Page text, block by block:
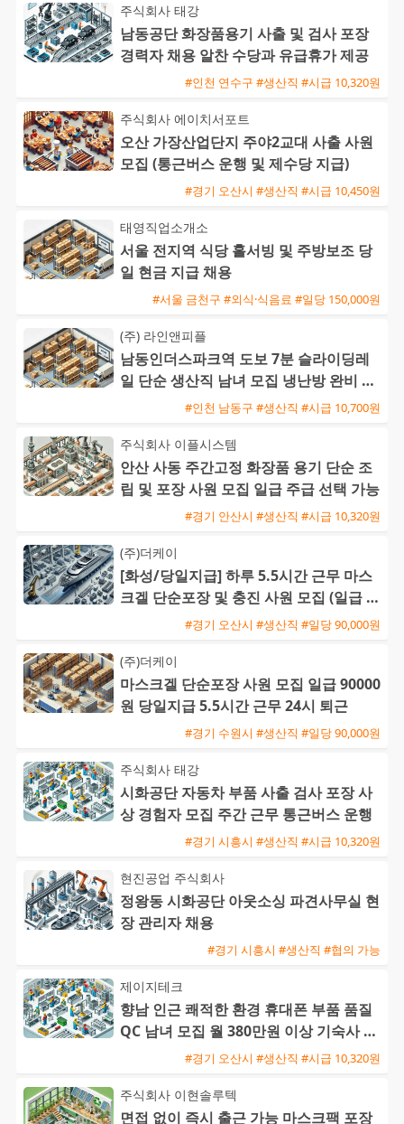
주식회사 태강
남동공단 화장품용기 사출 및 검사 포장
경력자 채용 알찬 수당과 유급휴가 제공
#인천 연수구 #생산직 #시급 10,320원
주식회사 에이치서포트
오산 가장산업단지 주야2교대 사출 사원
모집 (통근버스 운행 및 제수당 지급)
#경기 오산시 #생산직 #시급 10,450원
태영직업소개소
서울 전지역 식당 홀서빙 및 주방보조 당
일 현금 지급 채용
#서울 금천구 #외식·식음료 #일당 150,000원
(주) 라인앤피플
남동인더스파크역 도보 7분 슬라이딩레
일 단순 생산직 남녀 모집 냉난방 완비 주
급 신청 가능#인천 남동구 #생산직 #시급 10,700원
주식회사 이플시스템
안산 사동 주간고정 화장품 용기 단순 조
립 및 포장 사원 모집 일급 주급 선택 가능
#경기 안산시 #생산직 #시급 10,320원
(주)더케이
[화성/당일지급] 하루 5.5시간 근무 마스
크겔 단순포장 및 충진 사원 모집 (일급 9
#경기 오산시 #생산직 #일당 90,000원
(주)더케이
마스크겔 단순포장 사원 모집 일급 90000
원 당일지급 5.5시간 근무 24시 퇴근
#경기 수원시 #생산직 #일당 90,000원
주식회사 태강
시화공단 자동차 부품 사출 검사 포장 사
상 경험자 모집 주간 근무 통근버스 운행
#경기 시흥시 #생산직 #시급 10,320원
현진공업 주식회사
정왕동 시화공단 아웃소싱 파견사무실 현
장 관리자 채용
#경기 시흥시 #생산직 #협의 가능
제이지테크
향남 인근 쾌적한 환경 휴대폰 부품 품질
QC 남녀 모집 월 380만원 이상 기숙사 제
#경기 오산시 #생산직 #시급 10,320원
주식회사 이현솔루텍
면접 없이 즉시 출근 가능 마스크팩 포장